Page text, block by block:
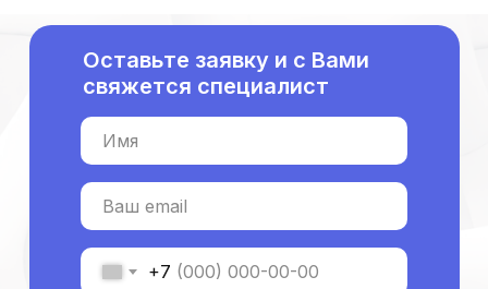
Имя
Ваш email
+7
Оставьте заявку и с Вами
свяжется специалист
Общество с Ограниченной Ответственностью
«Международный Центр Медицинского
и Фармацевтического Образования»
Основные сведения
Структура и органы
Контакты